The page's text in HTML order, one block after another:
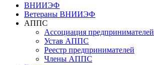
ВНИИЭФ
Ветераны ВНИИЭФ
АППС
Ассоциация предпринимателей
Устав АППС
Реестр предпринимателей
Члены АППС